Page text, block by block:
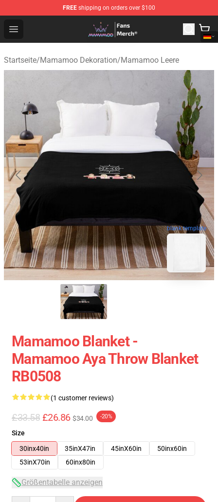
FREE shipping on orders over $100
Open menu
Mamamoo Store - Official Mamamoo Merchandise Shop
Startseite/Mamamoo Dekoration/Mamamoo Leere
blank template
Mamamoo Blanket -
Mamamoo Aya Throw Blanket
RB0508
(1 customer reviews)
£33.58 £26.86 $34.00 -20%
Size
30inx40in
35inX47in 45inX60in
50inx60in
53inX70in
60inx80in
Größentabelle anzeigen